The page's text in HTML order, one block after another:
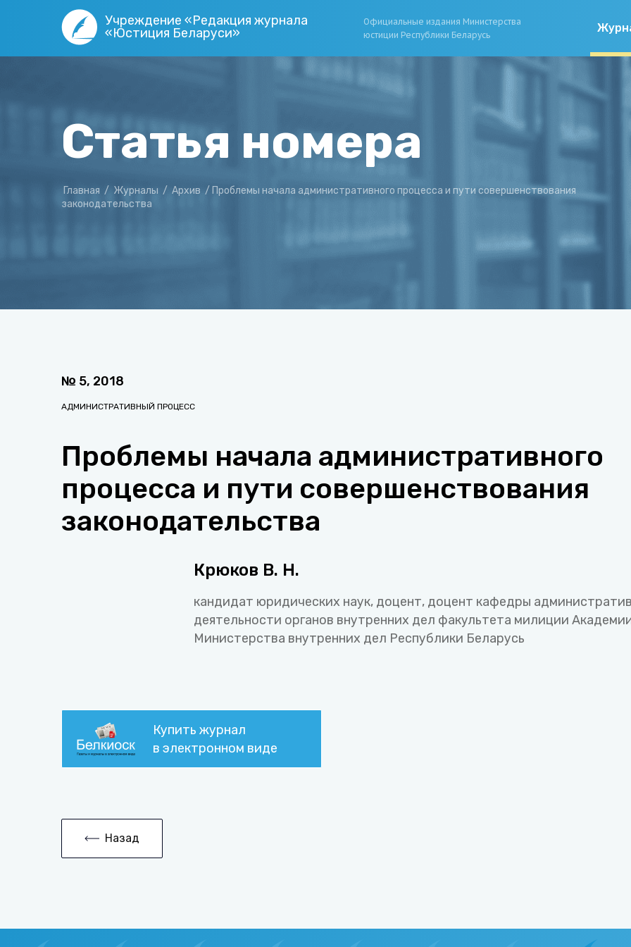
Учреждение «Редакция журнала
«Юстиция Беларуси»
Официальные издания Министерства
юстиции Республики Беларусь
Статья номера
Главная / Журналы / Архив / Проблемы начала административного процесса и пути совершенствования
законодательства
№ 5, 2018
АДМИНИСТРАТИВНЫЙ ПРОЦЕСС
Проблемы начала административного
процесса и пути совершенствования
законодательства
Крюков В. Н.
кандидат юридических наук, доцент, доцент кафедры
деятельности органов внутренних дел факультета милиции
Министерства внутренних дел Республики Беларусь
Купить журнал
в электронном виде
Назад